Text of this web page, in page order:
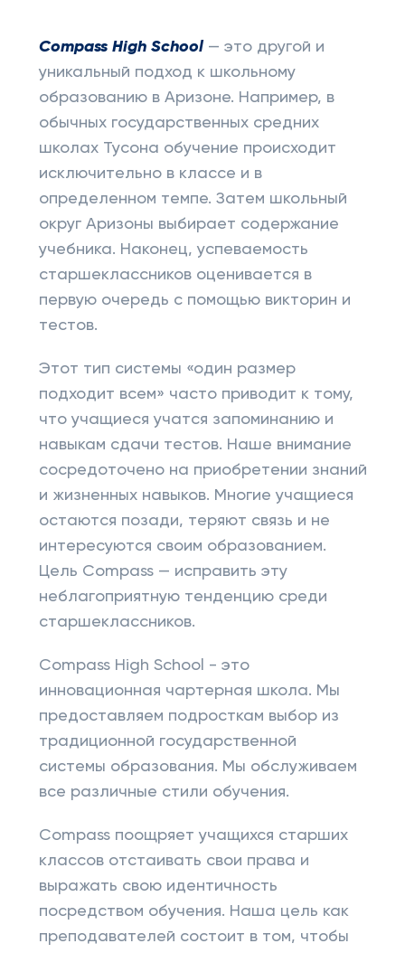
Compass High School— это другой и
уникальный подход к школьному
образованию в Аризоне. Например, в
обычных государственных средних
школах Тусона обучение происходит
исключительно в классе и в
определенном темпе. Затем школьный
округ Аризоны выбирает содержание
учебника. Наконец, успеваемость
старшеклассников оценивается в
первую очередь с помощью викторин и
тестов.
Этот тип системы «один размер
подходит всем» часто приводит к тому,
что учащиеся учатся запоминанию и
навыкам сдачи тестов. Наше внимание
сосредоточено на приобретении знаний
и жизненных навыков. Многие учащиеся
остаются позади, теряют связь и не
интересуются своим образованием.
Цель Compass — исправить эту
неблагоприятную тенденцию среди
старшеклассников.
Compass High School - это
инновационная чартерная школа. Мы
предоставляем подросткам выбор из
традиционной государственной
системы образования. Мы обслуживаем
все различные стили обучения.
Compass поощряет учащихся старших
классов отстаивать свои права и
выражать свою идентичность
посредством обучения. Наша цель как
преподавателей состоит в том, чтобы